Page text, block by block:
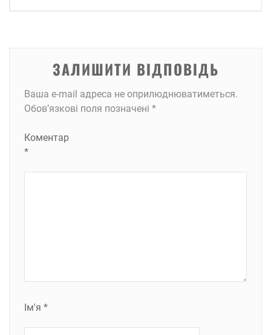
ЗАЛИШИТИ ВІДПОВІДЬ
Ваша e-mail адреса не оприлюднюватиметься.
Обов’язкові поля позначені *
Коментар
*
Ім'я *